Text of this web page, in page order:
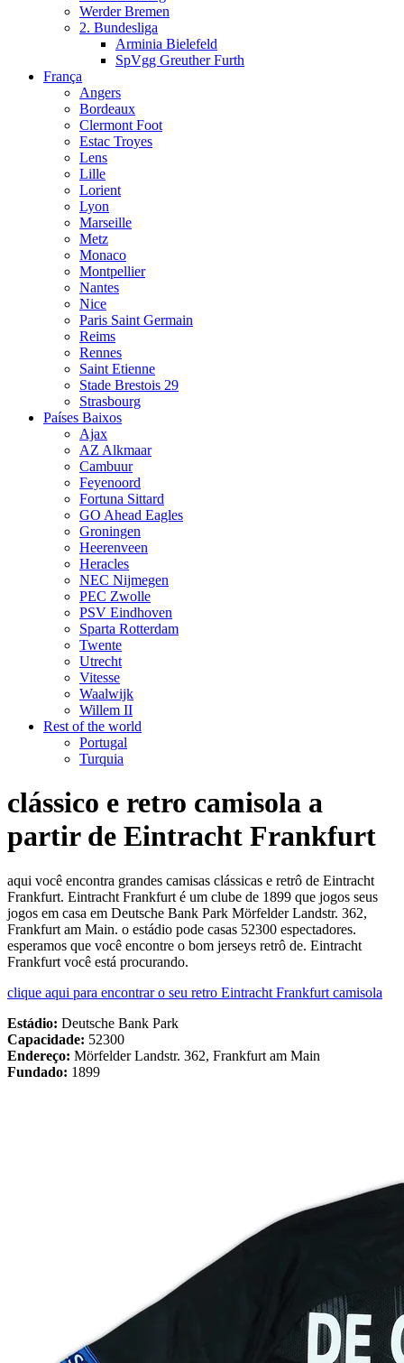
Werder Bremen
2. Bundesliga
Arminia Bielefeld
SpVgg Greuther Furth
França
Angers
Bordeaux
Clermont Foot
Estac Troyes
Lens
Lille
Lorient
Lyon
Marseille
Metz
Monaco
Montpellier
Nantes
Nice
Paris Saint Germain
Reims
Rennes
Saint Etienne
Stade Brestois 29
Strasbourg
Países Baixos
Ajax
AZ Alkmaar
Cambuur
Feyenoord
Fortuna Sittard
GO Ahead Eagles
Groningen
Heerenveen
Heracles
NEC Nijmegen
PEC Zwolle
PSV Eindhoven
Sparta Rotterdam
Twente
Utrecht
Vitesse
Waalwijk
Willem II
Rest of the world
Portugal
Turquia
clássico e retro camisola a
partir de Eintracht Frankfurt
aqui você encontra grandes camisas clássicas e retrô de Eintracht
Frankfurt. Eintracht Frankfurt é um clube de 1899 que jogos seus
jogos em casa em Deutsche Bank Park Mörfelder Landstr. 362,
Frankfurt am Main. o estádio pode casas 52300 espectadores.
esperamos que você encontre o bom jerseys retrô de. Eintracht
Frankfurt você está procurando.
clique aqui para encontrar o seu retro Eintracht Frankfurt camisola
Estádio: Deutsche Bank Park
Capacidade: 52300
Endereço: Mörfelder Landstr. 362, Frankfurt am Main
Fundado: 1899